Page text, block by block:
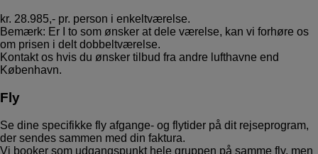
kr. 28.985,- pr. person i enkeltværelse.
Bemærk: Er I to som ønsker at dele værelse, kan vi forhøre os
om prisen i delt dobbeltværelse.
Kontakt os hvis du ønsker tilbud fra andre lufthavne end
København.
Fly
Se dine specifikke fly afgange- og flytider på dit rejseprogram,
der sendes sammen med din faktura.
Vi booker som udgangspunkt hele gruppen på samme fly, men